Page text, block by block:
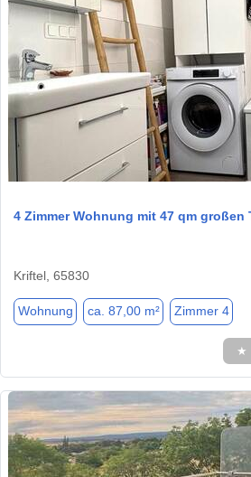
4 Zimmer Wohnung mit 47 qm
Kriftel, 65830
Wohnung ca. 87,00 m² Zimmer 4
★